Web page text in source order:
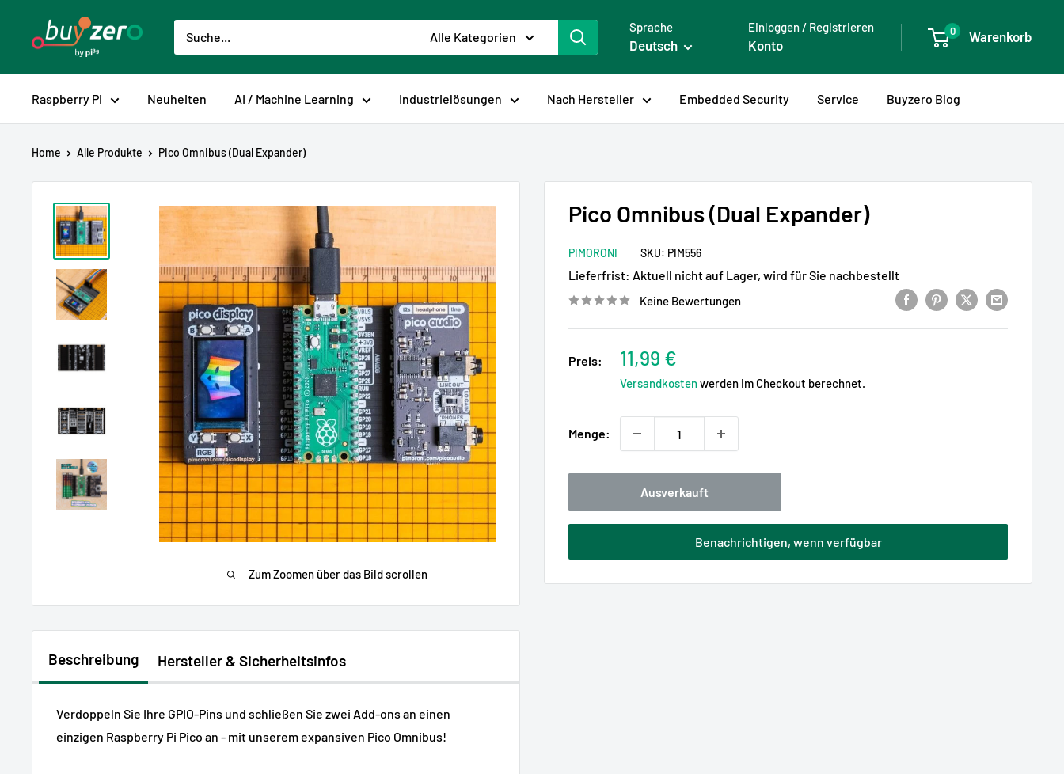
buyzero.de
Alle Kategorien
Sprache
Deutsch
Einloggen / Registrieren
Konto
0 Warenkorb
Raspberry Pi Neuheiten AI / Machine Learning Industrielösungen Nach Hersteller Embedded Security Service Buyzero Blog
Home Alle Produkte Pico Omnibus (Dual Expander)
Zum Zoomen über das Bild scrollen
Pico Omnibus (Dual Expander)
PIMORONI SKU: PIM556
Lieferfrist: Aktuell nicht auf Lager, wird für Sie nachbestellt
Keine Bewertungen
Preis: Sonderpreis
11,99 €
Versandkostenwerden im Checkout berechnet.
Menge:
Ausverkauft
Benachrichtigen, wenn verfügbar
Beschreibung Hersteller & Sicherheitsinfos
Verdoppeln Sie Ihre GPIO-Pins und schließen Sie zwei Add-ons an einen
einzigen Raspberry Pi Pico an - mit unserem expansiven Pico Omnibus!